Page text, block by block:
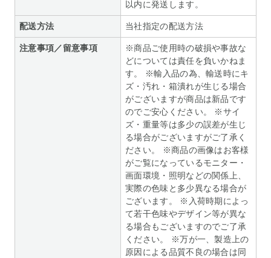
以内に発送します。
配送方法 当社指定の配送方法
注意事項／留意事項
※商品ご使用時の破損や事故な
どについては責任を負いかねま
す。 ※輸入品の為、輸送時にキ
ズ・汚れ・箱潰れが生じる場合
がございますが商品は新品です
のでご安心ください。 ※サイ
ズ・重量等は多少の誤差が生じ
る場合がございますがご了承く
ださい。 ※商品の画像はお客様
がご覧になっているモニター・
画面環境・照明などの関係上、
実際の色味と多少異なる場合が
ございます。 ※入荷時期によっ
て若干色味やデザイン等が異な
る場合もございますのでご了承
ください。 ※万が一、製造上の
原因による品質不良の場合は同